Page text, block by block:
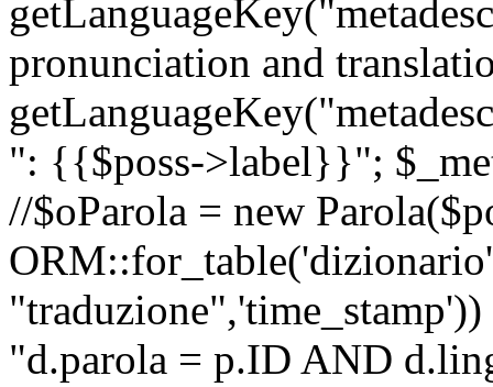
pronunciation and
": {{$poss->label}}";
//$oParola = new
"d.parola = p.ID AND